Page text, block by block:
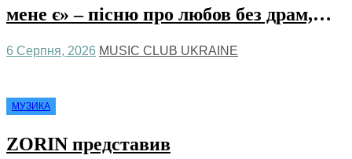
мене є» – пісню про любов без драм,
6 Серпня, 2026 MUSIC CLUB UKRAINE
МУЗИКА
ZORIN представив